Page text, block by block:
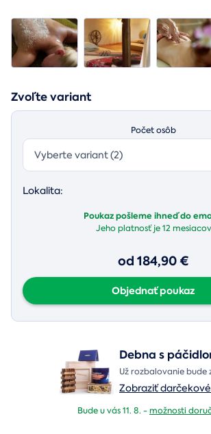
Zvoľte variant
Počet osôb
Vyberte variant (2)
Lokalita:
Poukaz pošleme ihneď do
Jeho platnosť je12 mesiacov
od 184,90 €
Objednať poukaz
Debna s
Už rozbalovanie bude
Zobraziť
Bude u vás 11. 8. -možnosti